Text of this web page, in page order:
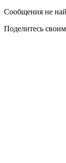
Сообщения не
Поделитесь